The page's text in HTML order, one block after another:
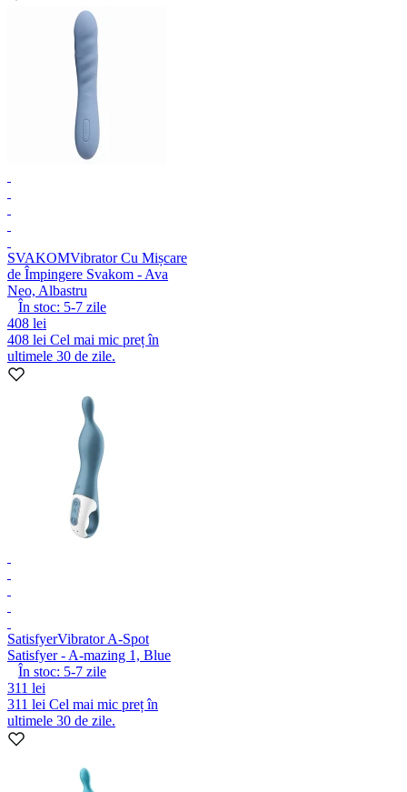
SVAKOMVibrator Cu Mișcare
de Împingere Svakom - Ava
Neo, Albastru
În stoc: 5-7 zile
408 lei
408 lei Cel mai mic preț în
ultimele 30 de zile.
SatisfyerVibrator A-Spot
Satisfyer - A-mazing 1, Blue
În stoc: 5-7 zile
311 lei
311 lei Cel mai mic preț în
ultimele 30 de zile.